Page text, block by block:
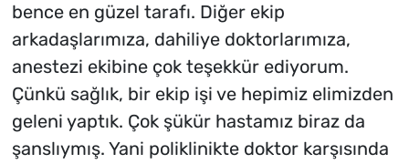
bence en güzel tarafı. Diğer ekip
arkadaşlarımıza, dahiliye doktorlarımıza,
anestezi ekibine çok teşekkür ediyorum.
Çünkü sağlık, bir ekip işi ve hepimiz elimizden
geleni yaptık. Çok şükür hastamız biraz da
şanslıymış. Yani poliklinikte doktor karşısında